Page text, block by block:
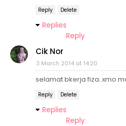
Reply Delete
Replies
Reply
Cik Nor
3 March 2014 at 14:20
selamat bkerja fiza..xmo
Reply Delete
Replies
Reply